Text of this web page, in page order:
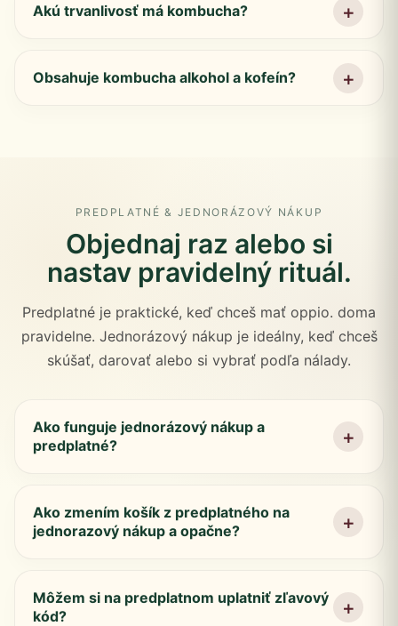
Akú trvanlivosť má kombucha?
Obsahuje kombucha alkohol a kofeín?
PREDPLATNÉ & JEDNORÁZOVÝ NÁKUP
Objednaj raz alebo si
nastav pravidelný rituál.
Predplatné je praktické, keď chceš mať oppio. doma
pravidelne. Jednorázový nákup je ideálny, keď chceš
skúšať, darovať alebo si vybrať podľa nálady.
Ako funguje jednorázový nákup a
predplatné?
Ako zmením košík z predplatného na
jednorazový nákup a opačne?
Môžem si na predplatnom uplatniť zľavový
kód?